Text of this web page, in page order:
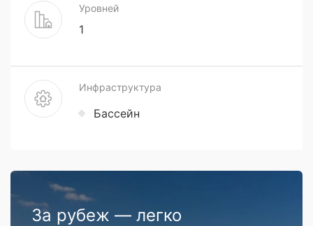
Уровней
1
Инфраструктура
Бассейн
За рубеж — легко